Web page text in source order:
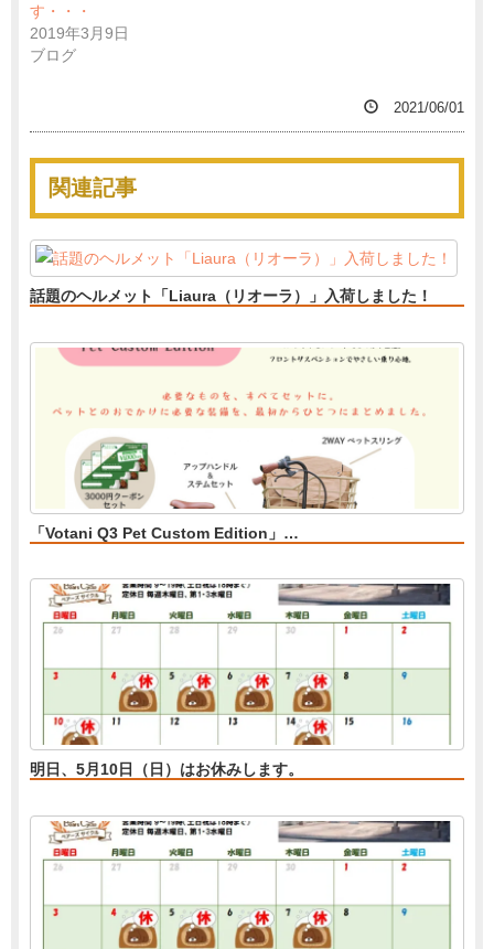
す・・・
2019年3月9日
ブログ
2021/06/01
関連記事
話題のヘルメット「Liaura（リオーラ）」入荷しました！
「Votani Q3 Pet Custom Edition」…
明日、5月10日（日）はお休みします。